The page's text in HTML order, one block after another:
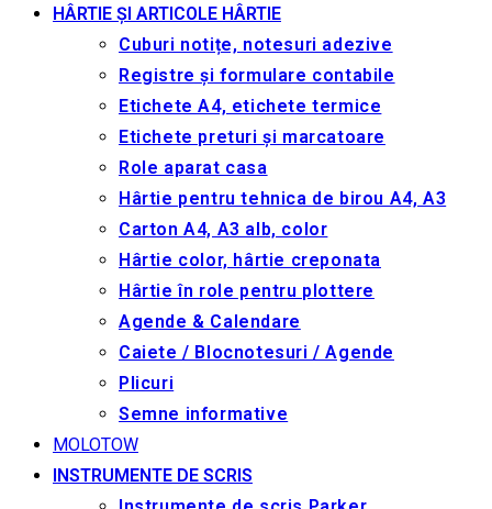
HÂRTIE ȘI ARTICOLE HÂRTIE
Cuburi notițe, notesuri adezive
Registre și formulare contabile
Etichete A4, etichete termice
Etichete preturi și marcatoare
Role aparat casa
Hârtie pentru tehnica de birou A4, A3
Carton A4, A3 alb, color
Hârtie color, hârtie creponata
Hârtie în role pentru plottere
Agende & Calendare
Caiete / Blocnotesuri / Agende
Plicuri
Semne informative
MOLOTOW
INSTRUMENTE DE SCRIS